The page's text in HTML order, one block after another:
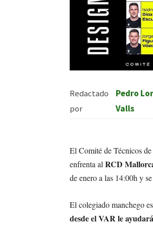
Redactado
por
Pedro
Valls
El Comité de Técnicos
enfrenta alRCD
de enero a las 14:00h y
El colegiado manchego
desde el VAR le